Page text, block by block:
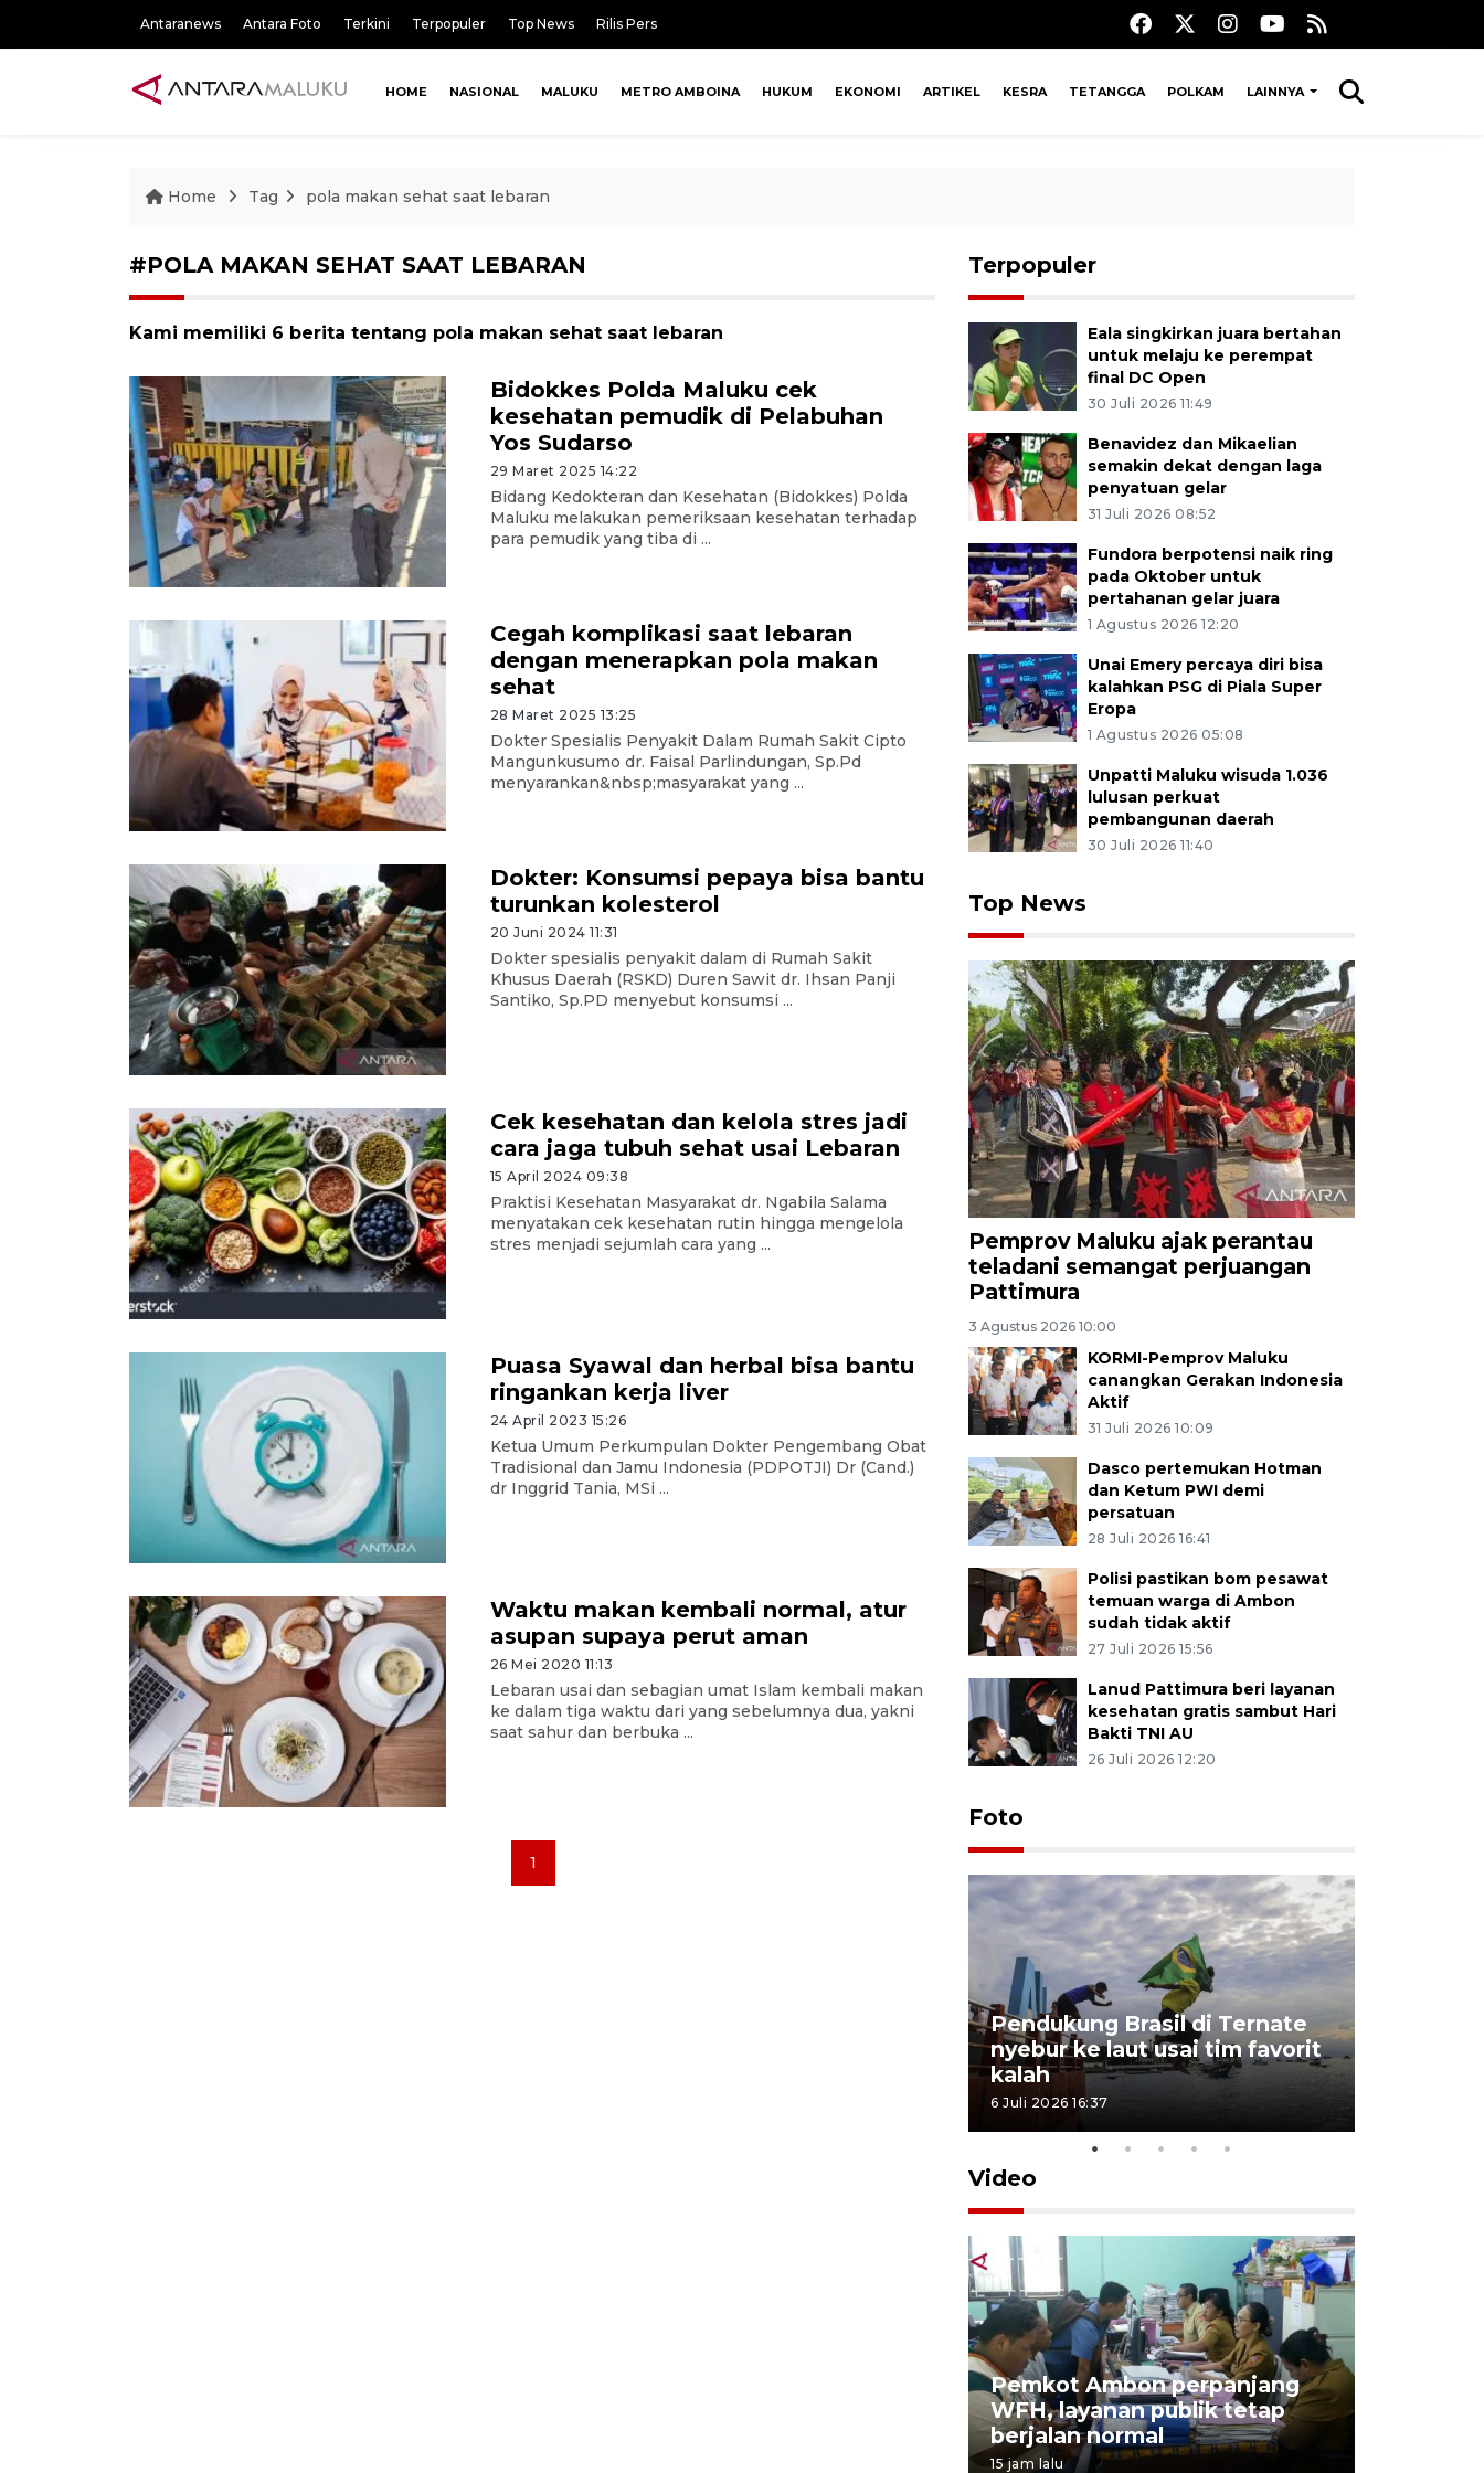
Antaranews Antara Foto Terkini Terpopuler Top News Rilis Pers
HOME NASIONAL MALUKU METRO AMBOINA HUKUM EKONOMI ARTIKEL KESRA TETANGGA POLKAM LAINNYA
Home Tag pola makan sehat saat lebaran
#POLA MAKAN SEHAT SAAT LEBARAN
Kami memiliki 6 berita tentang pola makan sehat saat lebaran
Bidokkes Polda Maluku cek
kesehatan pemudik di Pelabuhan
Yos Sudarso
29 Maret 2025 14:22
Bidang Kedokteran dan Kesehatan (Bidokkes) Polda
Maluku melakukan pemeriksaan kesehatan terhadap
para pemudik yang tiba di ...
Cegah komplikasi saat lebaran
dengan menerapkan pola makan
sehat
28 Maret 2025 13:25
Dokter Spesialis Penyakit Dalam Rumah Sakit Cipto
Mangunkusumo dr. Faisal Parlindungan, Sp.Pd
menyarankan&nbsp;masyarakat yang ...
Dokter: Konsumsi pepaya bisa bantu
turunkan kolesterol
20 Juni 2024 11:31
Dokter spesialis penyakit dalam di Rumah Sakit
Khusus Daerah (RSKD) Duren Sawit dr. Ihsan Panji
Santiko, Sp.PD menyebut konsumsi ...
Cek kesehatan dan kelola stres jadi
cara jaga tubuh sehat usai Lebaran
15 April 2024 09:38
Praktisi Kesehatan Masyarakat dr. Ngabila Salama
menyatakan cek kesehatan rutin hingga mengelola
stres menjadi sejumlah cara yang ...
Puasa Syawal dan herbal bisa bantu
ringankan kerja liver
24 April 2023 15:26
Ketua Umum Perkumpulan Dokter Pengembang Obat
Tradisional dan Jamu Indonesia (PDPOTJI) Dr (Cand.)
dr Inggrid Tania, MSi ...
Waktu makan kembali normal, atur
asupan supaya perut aman
26 Mei 2020 11:13
Lebaran usai dan sebagian umat Islam kembali makan
ke dalam tiga waktu dari yang sebelumnya dua, yakni
saat sahur dan berbuka ...
1
Terpopuler
Eala singkirkan juara bertahan
untuk melaju ke perempat
final DC Open
30 Juli 2026 11:49
Benavidez dan Mikaelian
semakin dekat dengan laga
penyatuan gelar
31 Juli 2026 08:52
Fundora berpotensi naik ring
pada Oktober untuk
pertahanan gelar juara
1 Agustus 2026 12:20
Unai Emery percaya diri bisa
kalahkan PSG di Piala Super
Eropa
1 Agustus 2026 05:08
Unpatti Maluku wisuda 1.036
lulusan perkuat
pembangunan daerah
30 Juli 2026 11:40
Top News
Pemprov Maluku ajak perantau
teladani semangat perjuangan
Pattimura
3 Agustus 2026 10:00
KORMI-Pemprov Maluku
canangkan Gerakan Indonesia
Aktif
31 Juli 2026 10:09
Dasco pertemukan Hotman
dan Ketum PWI demi
persatuan
28 Juli 2026 16:41
Polisi pastikan bom pesawat
temuan warga di Ambon
sudah tidak aktif
27 Juli 2026 15:56
Lanud Pattimura beri layanan
kesehatan gratis sambut Hari
Bakti TNI AU
26 Juli 2026 12:20
Foto
Pendukung Brasil di Ternate
nyebur ke laut usai tim favorit
kalah
6 Juli 2026 16:37
Video
Pemkot Ambon perpanjang
WFH, layanan publik tetap
berjalan normal
15 jam lalu